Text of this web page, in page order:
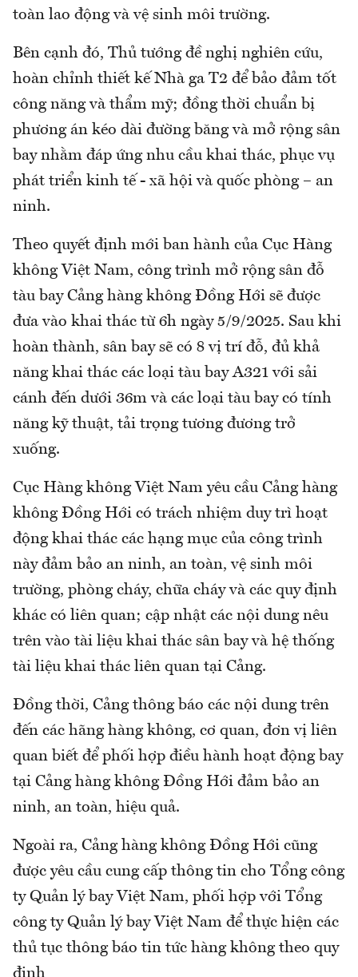
toàn lao động và vệ sinh môi trường.
Bên cạnh đó, Thủ tướng đề nghị nghiên cứu,
hoàn chỉnh thiết kế Nhà ga T2 để bảo đảm tốt
công năng và thẩm mỹ; đồng thời chuẩn bị
phương án kéo dài đường băng và mở rộng sân
bay nhằm đáp ứng nhu cầu khai thác, phục vụ
phát triển kinh tế - xã hội và quốc phòng – an
ninh.
Theo quyết định mới ban hành của Cục Hàng
không Việt Nam, công trình mở rộng sân đỗ
tàu bay Cảng hàng không Đồng Hới sẽ được
đưa vào khai thác từ 6h ngày 5/9/2025. Sau khi
hoàn thành, sân bay sẽ có 8 vị trí đỗ, đủ khả
năng khai thác các loại tàu bay A321 với sải
cánh đến dưới 36m và các loại tàu bay có tính
năng kỹ thuật, tải trọng tương đương trở
xuống.
Cục Hàng không Việt Nam yêu cầu Cảng hàng
không Đồng Hới có trách nhiệm duy trì hoạt
động khai thác các hạng mục của công trình
này đảm bảo an ninh, an toàn, vệ sinh môi
trường, phòng cháy, chữa cháy và các quy định
khác có liên quan; cập nhật các nội dung nêu
trên vào tài liệu khai thác sân bay và hệ thống
tài liệu khai thác liên quan tại Cảng.
Đồng thời, Cảng thông báo các nội dung trên
đến các hãng hàng không, cơ quan, đơn vị liên
quan biết để phối hợp điều hành hoạt động bay
tại Cảng hàng không Đồng Hới đảm bảo an
ninh, an toàn, hiệu quả.
Ngoài ra, Cảng hàng không Đồng Hới cũng
được yêu cầu cung cấp thông tin cho Tổng công
ty Quản lý bay Việt Nam, phối hợp với Tổng
công ty Quản lý bay Việt Nam để thực hiện các
thủ tục thông báo tin tức hàng không theo quy